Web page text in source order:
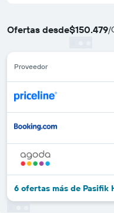
Ofertas desde$150.479/
Proveedor
6 ofertas más de Pasifik